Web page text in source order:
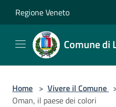
Regione Veneto
Comune di
Home > Vivere il Comune
Oman, il paese dei colori